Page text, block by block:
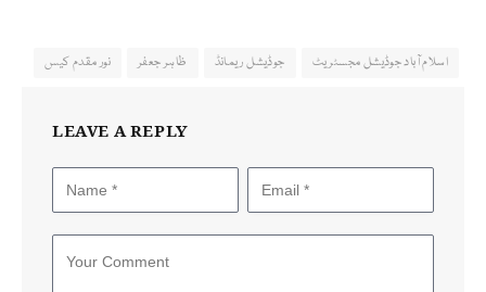
اسلام آباد جوڈیشل مجسٹریٹ جوڈیشل ریمانڈ ظاہر جعفر نور مقدم کیس
LEAVE A REPLY